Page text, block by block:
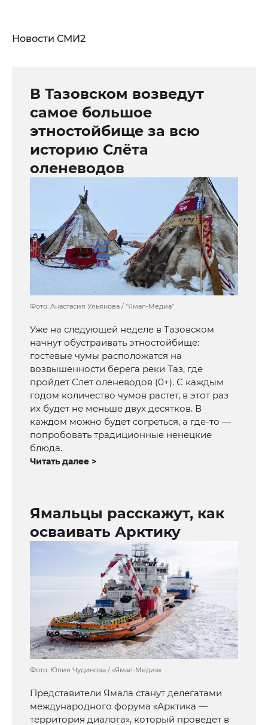
Новости СМИ2
В Тазовском возведут
самое большое
этностойбище за всю
историю Слёта
оленеводов
Фото: Анастасия Ульянова / "Ямал-Медиа"
Уже на следующей неделе в Тазовском
начнут обустраивать этностойбище:
гостевые чумы расположатся на
возвышенности берега реки Таз, где
пройдет Слет оленеводов (0+). С каждым
годом количество чумов растет, в этот раз
их будет не меньше двух десятков. В
каждом можно будет согреться, а где-то —
попробовать традиционные ненецкие
блюда.
Читать далее >
Ямальцы расскажут, как
осваивать Арктику
Фото: Юлия Чудинова / «Ямал-Медиа»
Представители Ямала станут делегатами
международного форума «Арктика —
территория диалога», который проведет в